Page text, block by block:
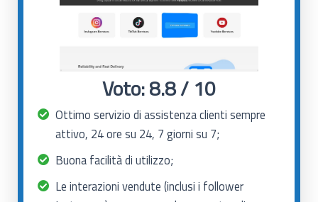
Voto: 8.8 / 10
Ottimo servizio di assistenza clienti sempre
attivo, 24 ore su 24, 7 giorni su 7;
Buona facilità di utilizzo;
Le interazioni vendute (inclusi i follower